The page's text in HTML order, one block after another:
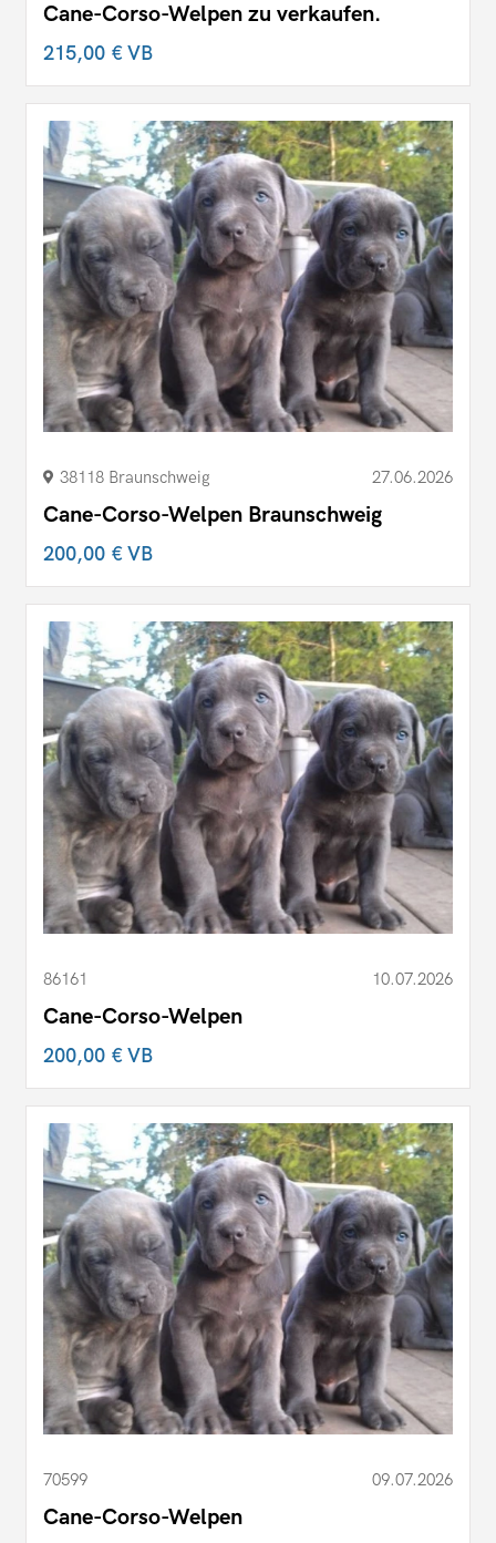
Cane-Corso-Welpen zu verkaufen.
215,00 €VB
38118 Braunschweig 27.06.2026
Cane-Corso-Welpen Braunschweig
200,00 €VB
86161 10.07.2026
Cane-Corso-Welpen
200,00 €VB
70599 09.07.2026
Cane-Corso-Welpen